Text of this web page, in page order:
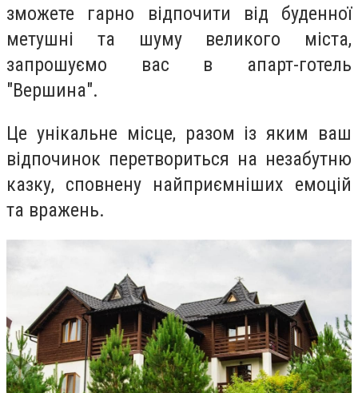
зможете гарно відпочити від буденної
метушні та шуму великого міста,
запрошуємо вас в апарт-готель
"Вершина".
Це унікальне місце, разом із яким ваш
відпочинок перетвориться на незабутню
казку, сповнену найприємніших емоцій
та вражень.